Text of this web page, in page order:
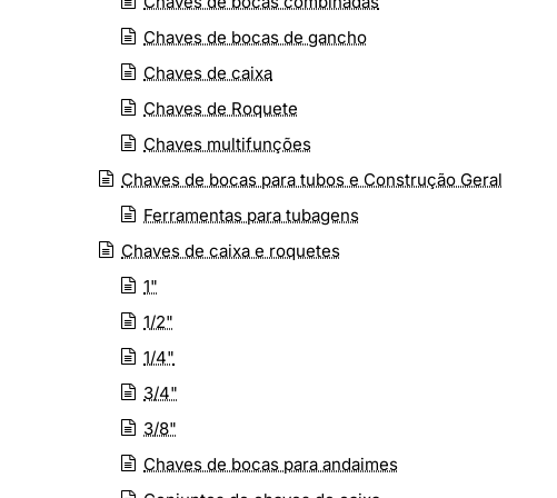
Chaves de bocas de gancho
Chaves de caixa
Chaves de Roquete
Chaves multifunções
Chaves de bocas para tubos e Construção Geral
Ferramentas para tubagens
Chaves de caixa e roquetes
1"
1/2"
1/4"
3/4"
3/8"
Chaves de bocas para andaimes